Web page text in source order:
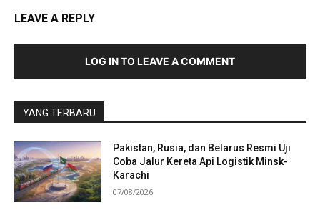
LEAVE A REPLY
LOG IN TO LEAVE A COMMENT
YANG TERBARU
Pakistan, Rusia, dan Belarus Resmi Uji
Coba Jalur Kereta Api Logistik Minsk-
Karachi
07/08/2026